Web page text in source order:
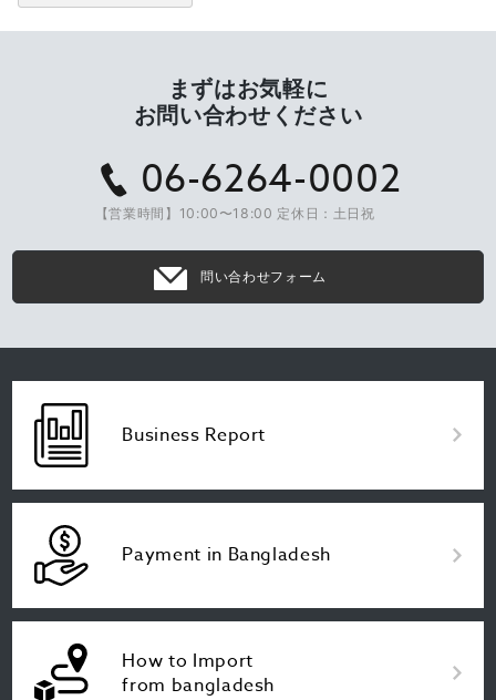
まずはお気軽に
お問い合わせください
06-6264-0002
【営業時間】10:00〜18:00 定休日：土日祝
問い合わせフォーム
Business Report
Payment in Bangladesh
How to Import
from bangladesh